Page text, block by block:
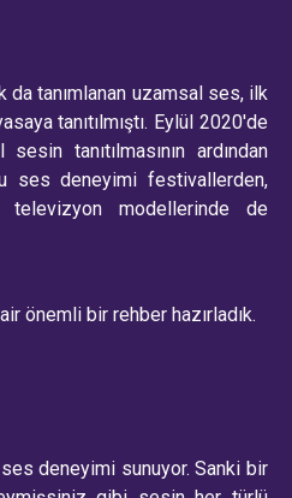
da tanımlanan uzamsal ses, ilk
tanıtılmıştı. Eylül 2020'de
tanıtılmasının ardından
ses deneyimi festivallerden,
modellerinde de
önemli bir rehber hazırladık.
deneyimi sunuyor. Sanki bir